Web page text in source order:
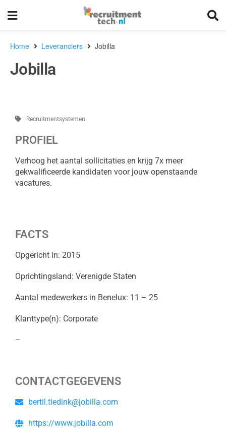
Home Leveranciers Jobilla
Jobilla
Recruitmentsystemen
PROFIEL
Verhoog het aantal sollicitaties en krijg 7x meer
gekwalificeerde kandidaten voor jouw openstaande
vacatures.
FACTS
Opgericht in: 2015
Oprichtingsland: Verenigde Staten
Aantal medewerkers in Benelux: 11 – 25
Klanttype(n): Corporate
–
CONTACTGEGEVENS
bertil.tiedink@jobilla.com
https://www.jobilla.com